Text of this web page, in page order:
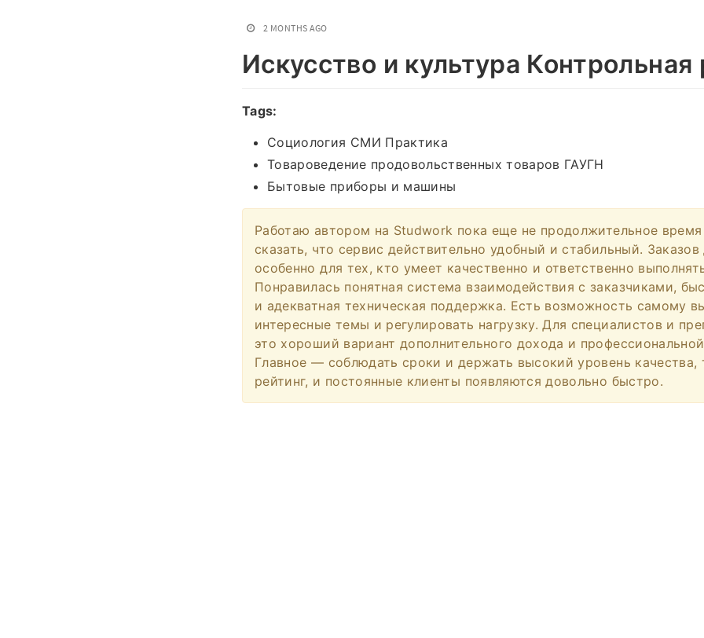
2 MONTHS AGO
Искусство и культура Контрольная
Tags:
Социология СМИ Практика
Товароведение продовольственных товаров ГАУГН
Бытовые приборы и машины
Работаю автором на Studwork пока еще не продолжительное
сказать, что сервис действительно удобный и стабильный. Заказов
особенно для тех, кто умеет качественно и ответственно
Понравилась понятная система взаимодействия с заказчиками,
и адекватная техническая поддержка. Есть возможность самому
интересные темы и регулировать нагрузку. Для специалистов и
это хороший вариант дополнительного дохода и
Главное — соблюдать сроки и держать высокий уровень качества,
рейтинг, и постоянные клиенты появляются довольно быстро.